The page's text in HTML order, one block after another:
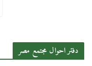
دفتر احوال مجتمع مصر